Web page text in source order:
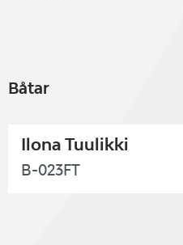
Båtar
Ilona Tuulikki
B-023FT